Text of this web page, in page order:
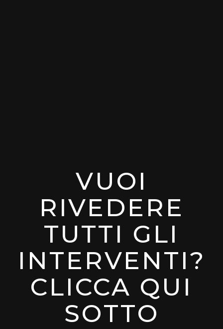
VUOI
RIVEDERE
TUTTI GLI
INTERVENTI?
CLICCA QUI
SOTTO